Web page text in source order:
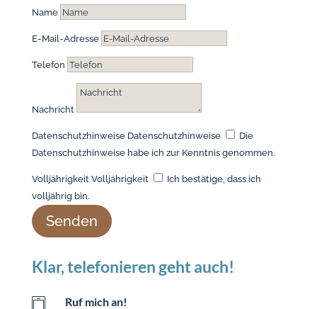
Name
E-Mail-Adresse
Telefon
Nachricht
Datenschutzhinweise Datenschutzhinweise
Die
Datenschutzhinweise habe ich zur Kenntnis genommen.
Volljährigkeit Volljährigkeit
Ich bestätige, dass ich
volljährig bin.
Senden
Klar, telefonieren geht auch!
Ruf mich an!